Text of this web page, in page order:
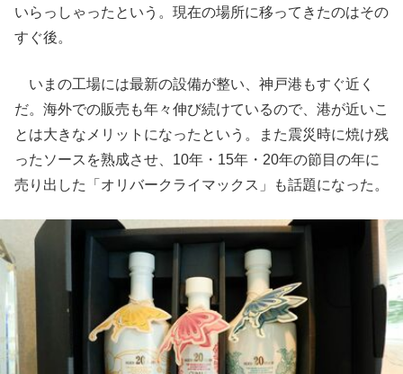
いらっしゃったという。現在の場所に移ってきたのはその
すぐ後。
いまの工場には最新の設備が整い、神戸港もすぐ近く
だ。海外での販売も年々伸び続けているので、港が近いこ
とは大きなメリットになったという。また震災時に焼け残
ったソースを熟成させ、10年・15年・20年の節目の年に
売り出した「オリバークライマックス」も話題になった。